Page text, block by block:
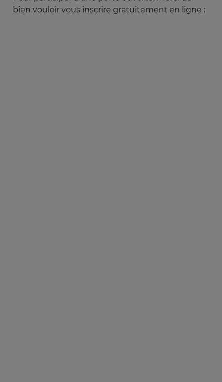
bien vouloir vous inscrire gratuitement en ligne :